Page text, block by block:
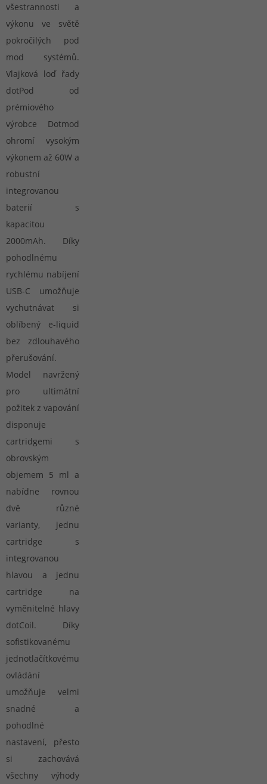
všestrannosti a
výkonu ve světě
pokročilých pod
mod systémů.
Vlajková loď řady
dotPod od
prémiového
výrobce Dotmod
ohromí vysokým
výkonem až 60W a
robustní
integrovanou
baterií s
kapacitou
2000mAh. Díky
pohodlnému
rychlému nabíjení
USB-C umožňuje
vychutnávat si
oblíbený e-liquid
bez zdlouhavého
přerušování.
Model navržený
pro ultimátní
požitek z vapování
disponuje
cartridgemi s
obrovským
objemem 5 ml a
nabídne rovnou
dvě různé
varianty, jednu
cartridge s
integrovanou
hlavou a jednu
cartridge na
vyměnitelné hlavy
dotCoil. Díky
sofistikovanému
jednotlačítkovému
ovládání
umožňuje velmi
snadné a
pohodlné
nastavení, přesto
si zachovává
všechny výhody